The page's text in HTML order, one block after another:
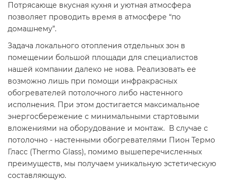
Потрясающе вкусная кухня и уютная атмосфера
позволяет проводить время в атмосфере “по
домашнему”.
Задача локального отопления отдельных зон в
помещении большой площади для специалистов
нашей компании далеко не нова. Реализовать ее
возможно лишь при помощи инфракрасных
обогревателей потолочного либо настенного
исполнения. При этом достигается максимальное
энергосбережение с минимальными стартовыми
вложениями на оборудование и монтаж. В случае с
потолочно - настенными обогревателями Пион Термо
Гласс (Thermo Glass), помимо вышеперечисленных
преимуществ, мы получаем уникальную эстетическую
составляющую.